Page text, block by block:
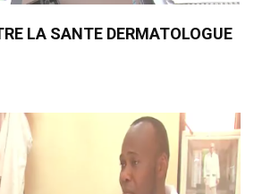
LA SANTE DERMATOLOGUE